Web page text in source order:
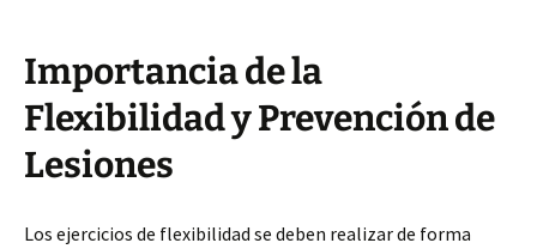
Importancia de la
Flexibilidad y Prevención de
Lesiones
Los ejercicios de flexibilidad se deben realizar de forma